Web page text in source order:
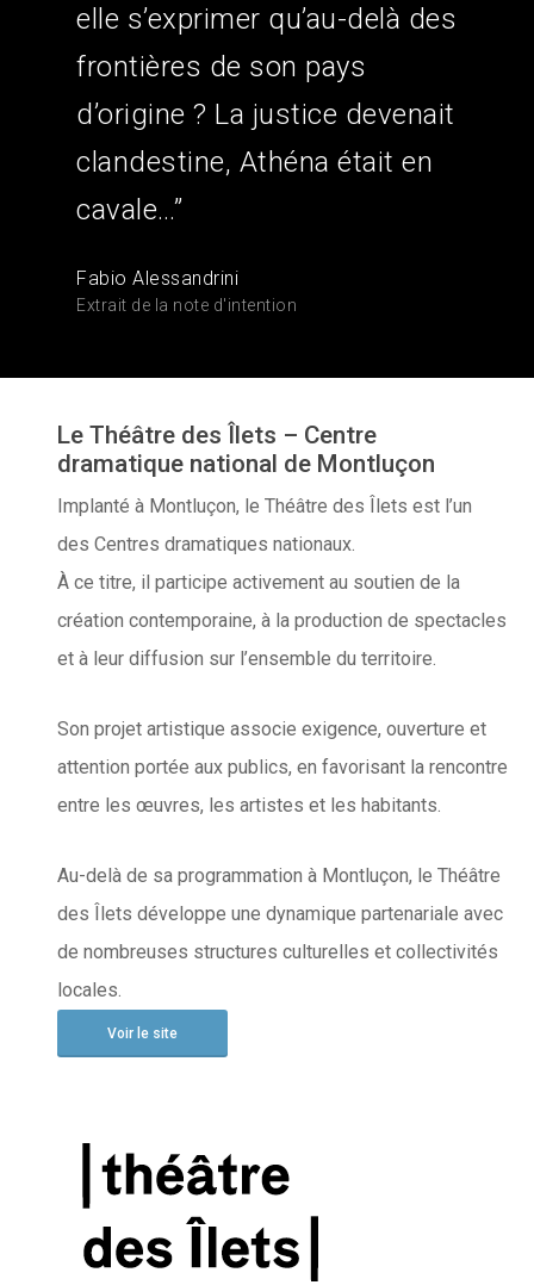
elle s’exprimer qu’au-delà des
frontières de son pays
d’origine ? La justice devenait
clandestine, Athéna était en
cavale…”
Fabio Alessandrini
Extrait de la note d'intention
Le Théâtre des Îlets – Centre
dramatique national de Montluçon
Implanté à Montluçon, le Théâtre des Îlets est l’un
des Centres dramatiques nationaux.
À ce titre, il participe activement au soutien de la
création contemporaine, à la production de spectacles
et à leur diffusion sur l’ensemble du territoire.
Son projet artistique associe exigence, ouverture et
attention portée aux publics, en favorisant la rencontre
entre les œuvres, les artistes et les habitants.
Au-delà de sa programmation à Montluçon, le Théâtre
des Îlets développe une dynamique partenariale avec
de nombreuses structures culturelles et collectivités
locales.
Voir le site